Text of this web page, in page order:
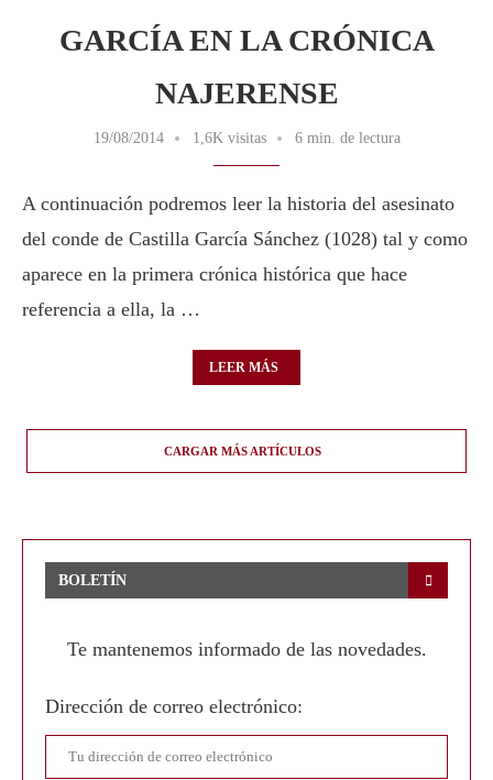
GARCÍA EN LA CRÓNICA
NAJERENSE
19/08/2014 1,6K visitas 6 min. de lectura
A continuación podremos leer la historia del asesinato
del conde de Castilla García Sánchez (1028) tal y como
aparece en la primera crónica histórica que hace
referencia a ella, la …
LEER MÁS
CARGAR MÁS ARTÍCULOS
BOLETÍN
Te mantenemos informado de las novedades.
Dirección de correo electrónico: